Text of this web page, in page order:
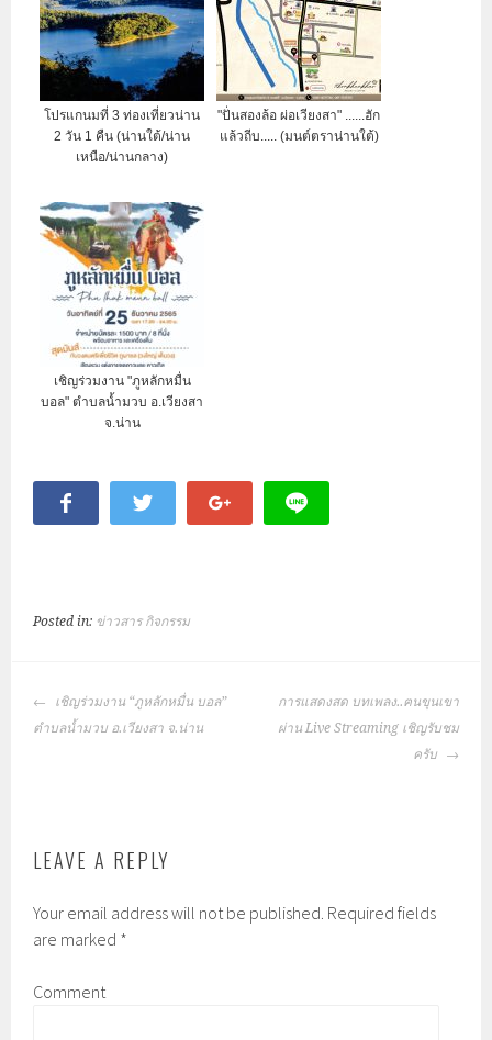
โปรแกนมที่ 3 ท่องเที่ยวน่าน
2 วัน 1 คืน (น่านใต้/น่าน
เหนือ/น่านกลาง)
"ปั่นสองล้อ ผ่อเวียงสา" ......ฮัก
แล้วถีบ..... (มนต์ตราน่านใต้)
เชิญร่วมงาน "ภูหลักหมื่น
บอล" ตำบลน้ำมวบ อ.เวียงสา
จ.น่าน
Posted in: ข่าวสาร กิจกรรม
POST
NAVIGATION
เชิญร่วมงาน “ภูหลักหมื่น บอล”
ตำบลน้ำมวบ อ.เวียงสา จ.น่าน
การแสดงสด บทเพลง..ฅนขุนเขา
ผ่าน Live Streaming เชิญรับชม
ครับ
LEAVE A REPLY
Your email address will not be published. Required fields
are marked *
Comment